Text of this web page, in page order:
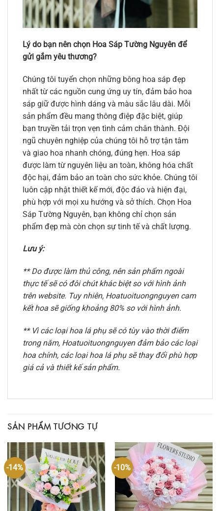
Lý do bạn nên chọn Hoa Sáp Tường Nguyên để
gửi gắm yêu thương?
Chúng tôi tuyển chọn những bông hoa sáp đẹp
nhất từ các nguồn cung ứng uy tín, đảm bảo hoa
sáp giữ được hình dáng và màu sắc lâu dài. Mỗi
sản phẩm đều mang thông điệp đặc biệt, giúp
bạn truyền tải trọn vẹn tình cảm chân thành. Đội
ngũ chuyên nghiệp của chúng tôi hỗ trợ tận tâm
và giao hoa nhanh chóng, đúng hẹn. Hoa sáp
được làm từ nguyên liệu an toàn, không hóa chất
độc hại, đảm bảo an toàn cho sức khỏe. Chúng tôi
luôn cập nhật thiết kế mới, độc đáo và hiện đại,
phù hợp với mọi xu hướng và sở thích. Chọn Hoa
Sáp Tường Nguyên, bạn không chỉ chọn sản
phẩm đẹp mà còn chọn sự tinh tế và chất lượng.
Lưu ý:
** Do được làm thủ công, nên sản phẩm ngoài
thực tế sẽ có đôi chút khác biệt so với hình ảnh
trên website. Tuy nhiên, Hoatuoituongnguyen cam
kết hoa sẽ giống khoảng 80% so với hình ảnh.
** Vì các loại hoa lá phụ sẽ có tùy vào thời điểm
trong năm, Hoatuoituongnguyen đảm bảo các loại
hoa chính, các loại hoa lá phụ sẽ thay đổi phù hợp
giá cả và thiết kế sản phẩm.
SẢN PHẨM TƯƠNG TỰ
-14% -10%